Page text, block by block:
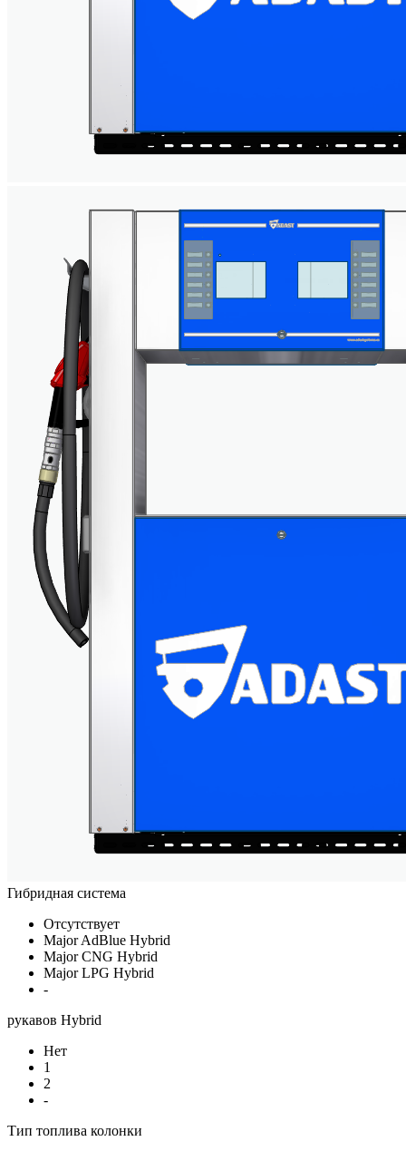
Гибридная система
Отсутствует
Major AdBlue Hybrid
Major CNG Hybrid
Major LPG Hybrid
-
рукавов Hybrid
Нет
1
2
-
Тип топлива колонки